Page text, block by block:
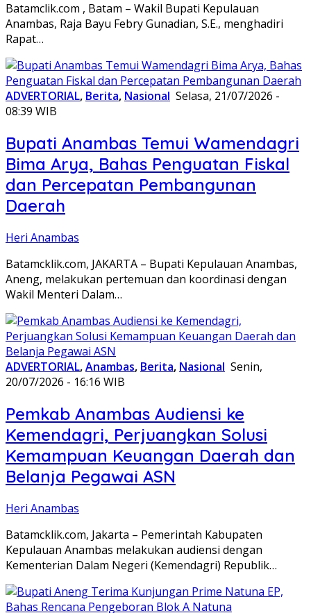
Batamclik.com , Batam – Wakil Bupati Kepulauan
Anambas, Raja Bayu Febry Gunadian, S.E., menghadiri
Rapat…
ADVERTORIAL, Berita, Nasional Selasa, 21/07/2026 -
08:39 WIB
Bupati Anambas Temui Wamendagri
Bima Arya, Bahas Penguatan Fiskal
dan Percepatan Pembangunan
Daerah
Heri Anambas
Batamcklik.com, JAKARTA – Bupati Kepulauan Anambas,
Aneng, melakukan pertemuan dan koordinasi dengan
Wakil Menteri Dalam…
ADVERTORIAL,Anambas, Berita, Nasional Senin,
20/07/2026 - 16:16 WIB
Pemkab Anambas Audiensi ke
Kemendagri, Perjuangkan Solusi
Kemampuan Keuangan Daerah dan
Belanja Pegawai ASN
Heri Anambas
Batamcklik.com, Jakarta – Pemerintah Kabupaten
Kepulauan Anambas melakukan audiensi dengan
Kementerian Dalam Negeri (Kemendagri) Republik…